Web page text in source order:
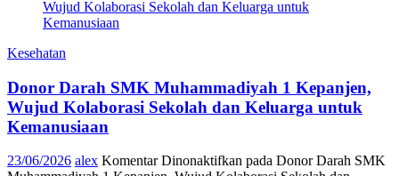
Kesehatan
Donor Darah SMK Muhammadiyah 1 Kepanjen,
Wujud Kolaborasi Sekolah dan Keluarga untuk
Kemanusiaan
23/06/2026 alex Komentar Dinonaktifkan pada Donor Darah SMK